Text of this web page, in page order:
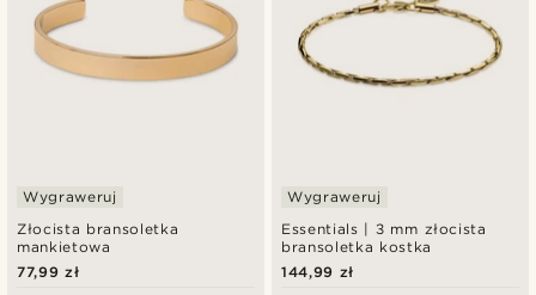
Złocista bransoletka
mankietowa
Wygraweruj
77,99 zł
Essentials | 3 mm złocista
bransoletka kostka
Wygraweruj
144,99 zł